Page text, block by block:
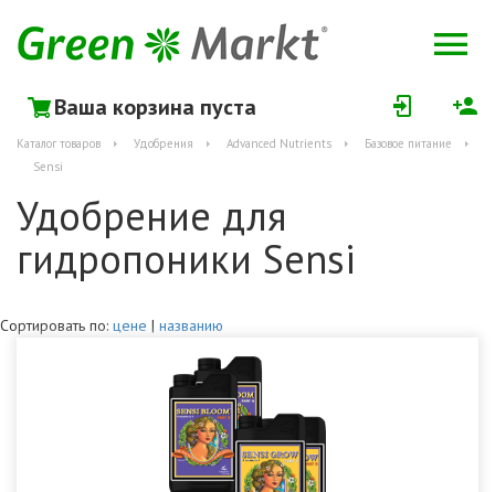
Ваша корзина пуста
Каталог товаров Удобрения Advanced Nutrients
Базовое питание
Sensi
Удобрение для
гидропоники Sensi
Сортировать по: цене | названию